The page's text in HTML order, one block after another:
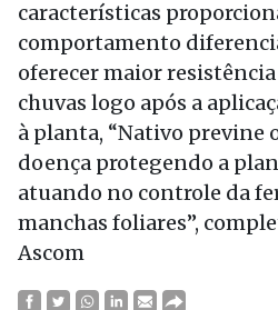
características
comportamento
oferecer maior
chuvas logo após a
à planta, “Nativo previne
doença protegendo a
atuando no controle da
manchas foliares”,
Ascom